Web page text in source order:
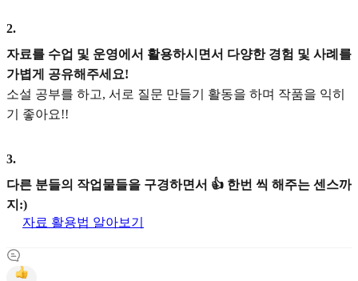
2.
자료를 수업 및 운영에서 활용하시면서 다양한 경험 및 사례를
가볍게 공유해주세요!
소설 공부를 하고, 서로 질문 만들기 활동을 하며 작품을 익히
기 좋아요!!
3.
다른 분들의 작업물들을 구경하면서 👍 한번 씩 해주는 센스까
지:)
자료 활용법 알아보기